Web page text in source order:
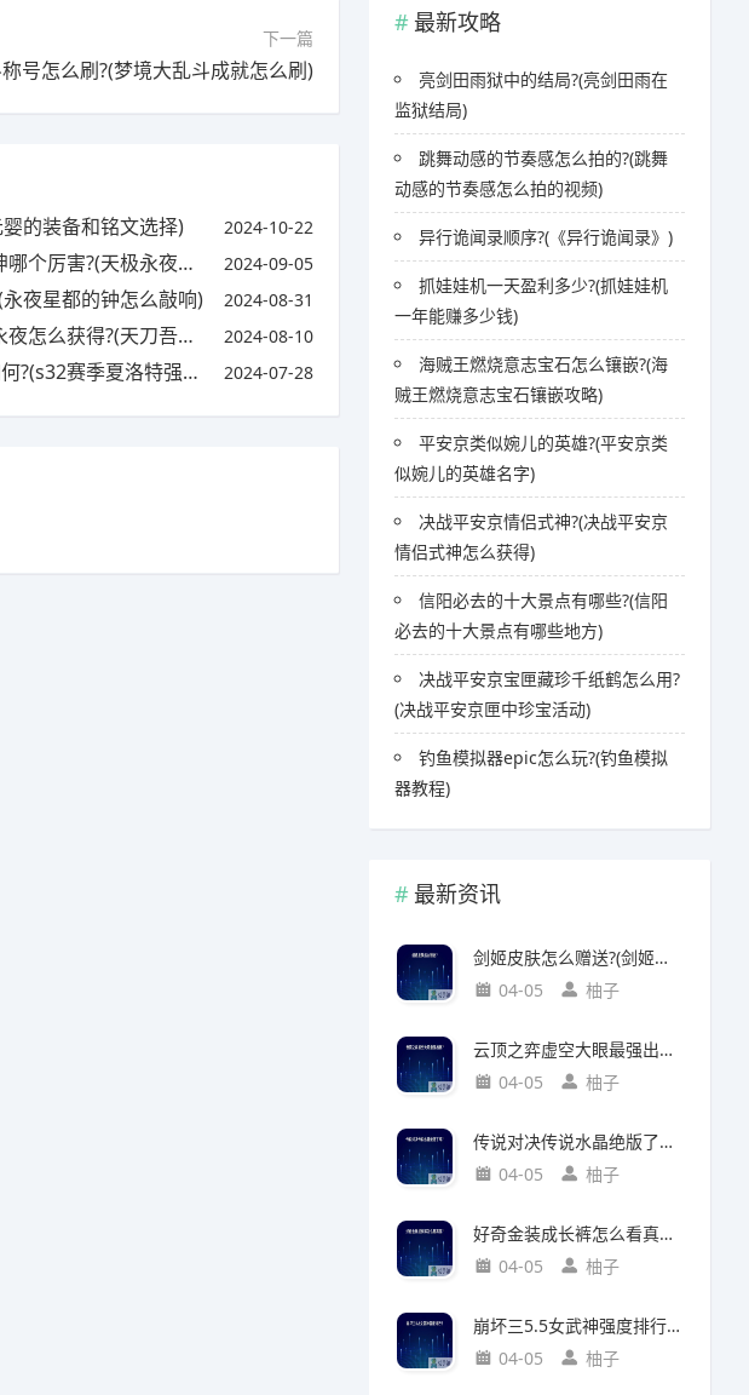
下一篇
号怎么刷?(梦境大乱斗成就怎么刷)
的装备和铭文选择) 2024-10-22
永夜之主和转乾坤哪个厉害些) 2024-09-05
夜星都的钟怎么敲响) 2024-08-31
得?(天刀吾爱系列怎么获得) 2024-08-10
赛季夏洛特强度如何样) 2024-07-28
最新攻略
亮剑田雨狱中的结局?(亮剑田雨在
监狱结局)
跳舞动感的节奏感怎么拍的?(跳舞
动感的节奏感怎么拍的视频)
异行诡闻录顺序?(《异行诡闻录》)
抓娃娃机一天盈利多少?(抓娃娃机
一年能赚多少钱)
海贼王燃烧意志宝石怎么镶嵌?(海
贼王燃烧意志宝石镶嵌攻略)
平安京类似婉儿的英雄?(平安京类
似婉儿的英雄名字)
决战平安京情侣式神?(决战平安京
情侣式神怎么获得)
信阳必去的十大景点有哪些?(信阳
必去的十大景点有哪些地方)
决战平安京宝匣藏珍千纸鹤怎么用?
(决战平安京匣中珍宝活动)
钓鱼模拟器epic怎么玩?(钓鱼模拟
器教程)
最新资讯
剑姬皮肤怎么赠送?(剑姬皮肤怎么赠送给别人)
04-05
柚子
云顶之弈虚空大眼最强出装?(云顶之弈虚空之眼出装)
04-05
柚子
传说对决传说水晶绝版了吗?(传说对决 传说水晶)
04-05
柚子
好奇金装成长裤怎么看真假?(好奇金装成长裤怎么看真假鉴别)
04-05
柚子
崩坏三5.5女武神强度排行?(崩坏三5.2女武神强度)
04-05
柚子